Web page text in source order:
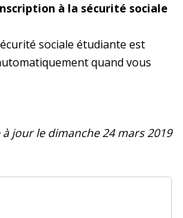
à la sécurité sociale
sociale étudiante est
quand vous
jour le dimanche 24 mars 2019